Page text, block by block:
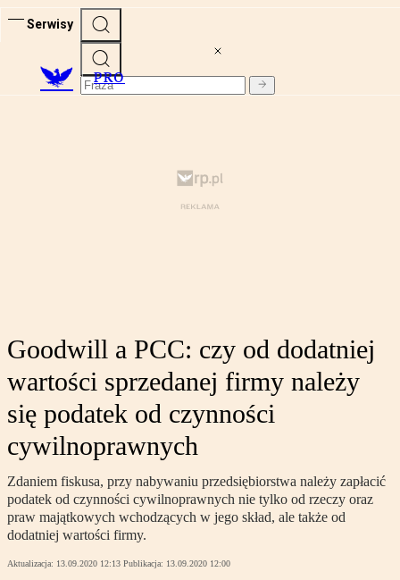
Serwisy
PRO
Goodwill a PCC: czy od dodatniej
wartości sprzedanej firmy należy
się podatek od czynności
cywilnoprawnych
Zdaniem fiskusa, przy nabywaniu przedsiębiorstwa należy zapłacić
podatek od czynności cywilnoprawnych nie tylko od rzeczy oraz
praw majątkowych wchodzących w jego skład, ale także od
dodatniej wartości firmy.
Aktualizacja: 13.09.2020 12:13 Publikacja: 13.09.2020 12:00